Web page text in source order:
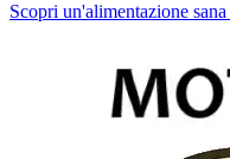
Scopri un'alimentazione